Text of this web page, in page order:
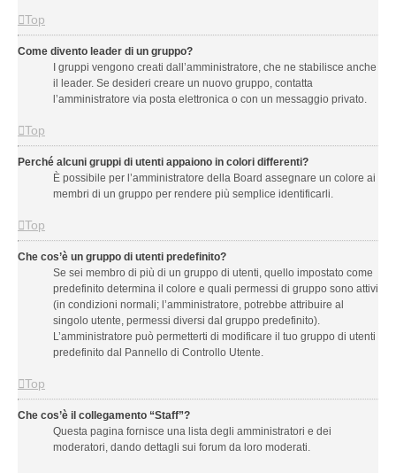
Top
Come divento leader di un gruppo?
I gruppi vengono creati dall’amministratore, che ne stabilisce anche
il leader. Se desideri creare un nuovo gruppo, contatta
l’amministratore via posta elettronica o con un messaggio privato.
Top
Perché alcuni gruppi di utenti appaiono in colori differenti?
È possibile per l’amministratore della Board assegnare un colore ai
membri di un gruppo per rendere più semplice identificarli.
Top
Che cos’è un gruppo di utenti predefinito?
Se sei membro di più di un gruppo di utenti, quello impostato come
predefinito determina il colore e quali permessi di gruppo sono attivi
(in condizioni normali; l’amministratore, potrebbe attribuire al
singolo utente, permessi diversi dal gruppo predefinito).
L’amministratore può permetterti di modificare il tuo gruppo di utenti
predefinito dal Pannello di Controllo Utente.
Top
Che cos’è il collegamento “Staff”?
Questa pagina fornisce una lista degli amministratori e dei
moderatori, dando dettagli sui forum da loro moderati.